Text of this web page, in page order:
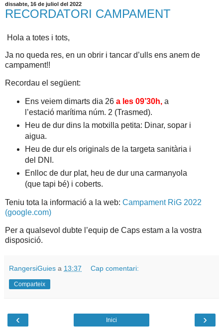
dissabte, 16 de juliol del 2022
RECORDATORI CAMPAMENT
Hola a totes i tots,
Ja no queda res, en un obrir i tancar d’ulls ens anem de
campament!!
Recordau el següent:
Ens veiem dimarts dia 26 a les 09’30h,a
l’estació marítima núm. 2 (Trasmed).
Heu de dur dins la motxilla petita: Dinar, sopar i
aigua.
Heu de dur els originals de la targeta sanitària i
del DNI.
Enlloc de dur plat, heu de dur una carmanyola
(que tapi bé) i coberts.
Teniu tota la informació a la web: Campament RiG 2022
(google.com)
Per a qualsevol dubte l’equip de Caps estam a la vostra
disposició.
RangersiGuies a 13:37 Cap comentari:
Comparteix
‹ ›
Inici